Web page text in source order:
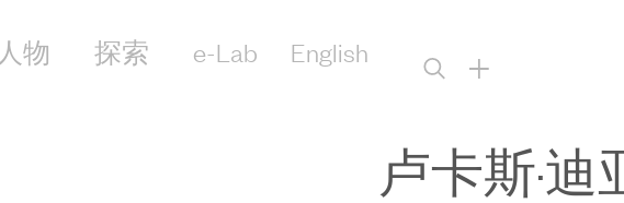
人物 探索 e-Lab English +
卢卡斯·迪